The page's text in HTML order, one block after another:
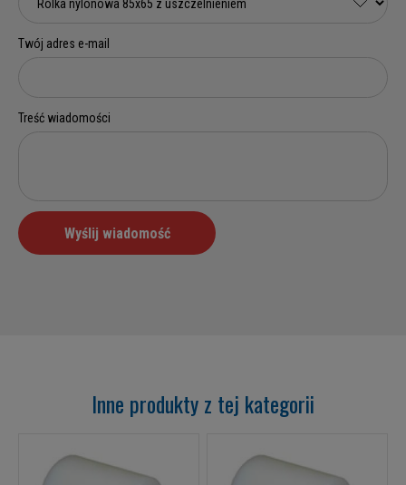
Inne produkty z tej kategorii